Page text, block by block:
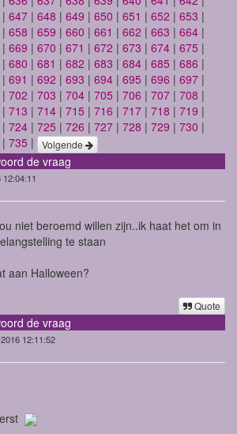
| 647 | 648 | 649 | 650 | 651 | 652 | 653 |
| 658 | 659 | 660 | 661 | 662 | 663 | 664 |
| 669 | 670 | 671 | 672 | 673 | 674 | 675 |
| 680 | 681 | 682 | 683 | 684 | 685 | 686 |
| 691 | 692 | 693 | 694 | 695 | 696 | 697 |
| 702 | 703 | 704 | 705 | 706 | 707 | 708 |
| 713 | 714 | 715 | 716 | 717 | 718 | 719 |
| 724 | 725 | 726 | 727 | 728 | 729 | 730 |
| 735 | Volgende
de vraag
niet beroemd willen zijn..ik haat het om in
te staan
aan Halloween?
Quote
de vraag
12:11:52